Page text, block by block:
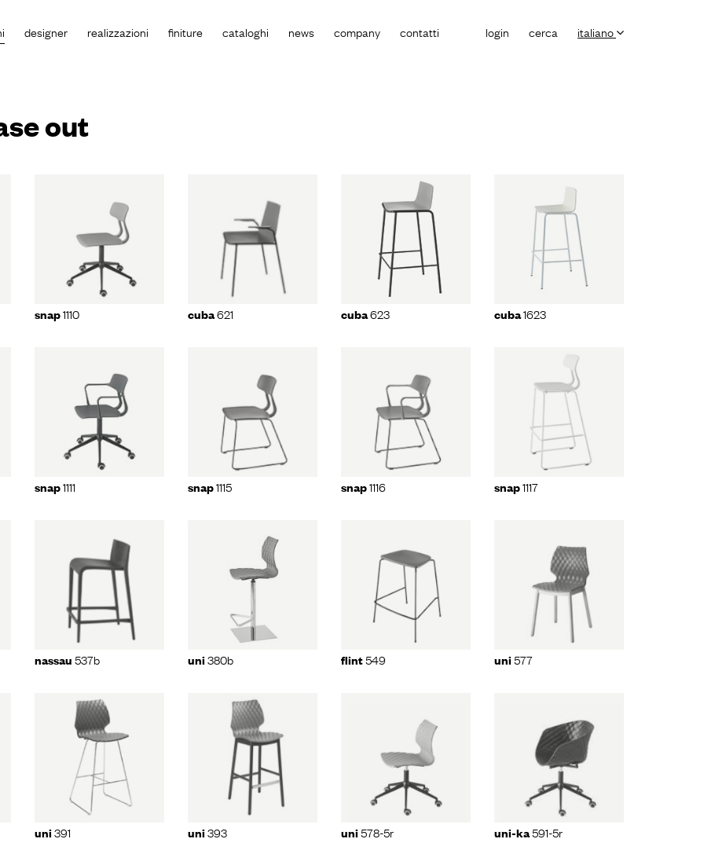
login cerca italiano
designer realizzazioni finiture cataloghi news company contatti
out
snap1110
cuba
cuba621
cuba
cuba623
cuba1623
cuba1623
snap1111
snap
snap1115
snap
snap1116
snap
snap1117
nassau537b
uni 380b
uni380b
flint549
flint549
uni 577
uni577
uni391
uni393
uni393
uni578-5r
uni578-5r
uni-ka
5r
uni-ka591-5r